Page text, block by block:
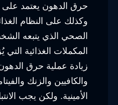
حرق الدهون يعتمد على
وكذلك على النظام
الصحي الذي يتبعه
المكملات الغذائية التي
زيادة عملية حرق
والكافيين والزنك
الأمينية. ولكن يجب